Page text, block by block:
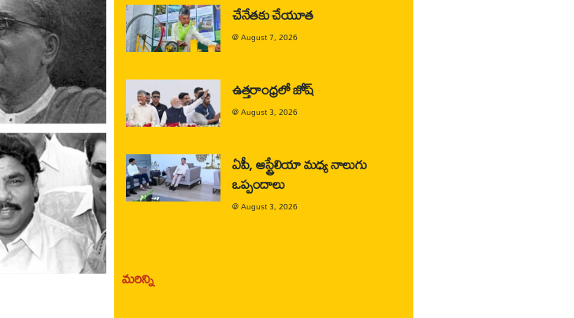
చేనేతకు చేయూత
@August 7, 2026
ఉత్తరాంధ్రలో జోష్
@August 3, 2026
ఏపీ, ఆస్ట్రేలియా మధ్య నాలుగు
ఒప్పందాలు
@August 3, 2026
మరిన్ని